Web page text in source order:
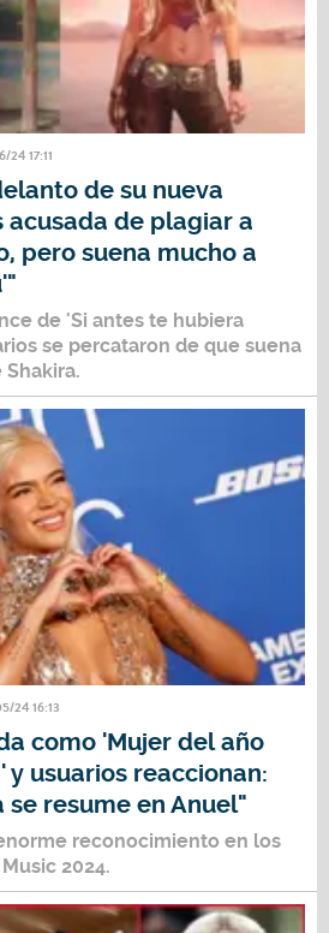
24 17:11
de su nueva
acusada de plagiar a
pero suena mucho a
de 'Si antes te hubiera
se percataron de que suena
Shakira.
24 16:13
como 'Mujer del año
usuarios reaccionan:
se resume en Anuel"
reconocimiento en los
2024.